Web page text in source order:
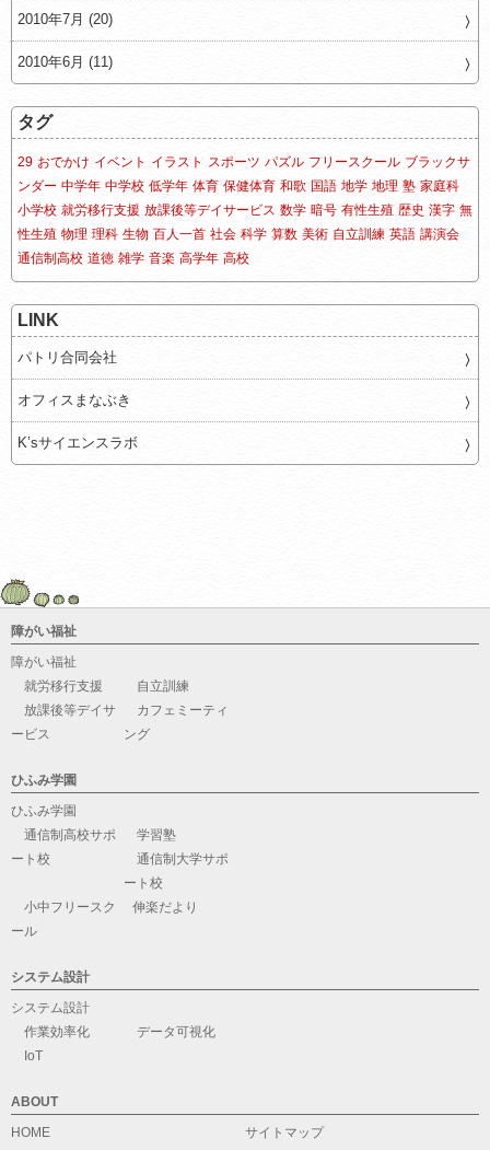
2010年7月 (20)
2010年6月 (11)
タグ
29 おでかけ イベント イラスト スポーツ パズル フリースクール ブラックサ
ンダー 中学年 中学校 低学年 体育 保健体育 和歌 国語 地学 地理 塾 家庭科
小学校 就労移行支援 放課後等デイサービス 数学 暗号 有性生殖 歴史 漢字 無
性生殖 物理 理科 生物 百人一首 社会 科学 算数 美術 自立訓練 英語 講演会
通信制高校 道徳 雑学 音楽 高学年 高校
LINK
パトリ合同会社
オフィスまなぶき
K’sサイエンスラボ
障がい福祉
障がい福祉
就労移行支援
自立訓練
放課後等デイサ
ービス
カフェミーティ
ング
ひふみ学園
ひふみ学園
通信制高校サポ
ート校
学習塾
通信制大学サポ
ート校
小中フリースク
ール
伸楽だより
システム設計
システム設計
作業効率化
データ可視化
IoT
ABOUT
HOME
サイトマップ